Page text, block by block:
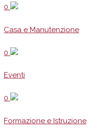
0
Casa e Manutenzione
0
Eventi
0
Formazione e Istruzione